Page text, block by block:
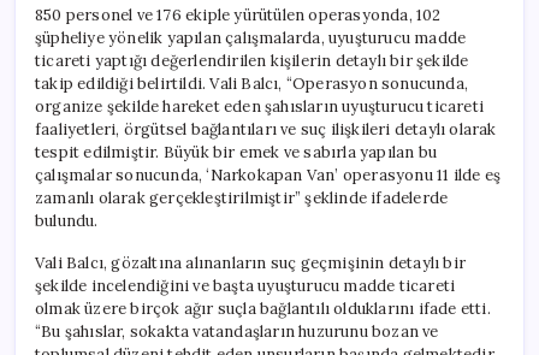
850 personel ve 176 ekiple yürütülen operasyonda, 102
şüpheliye yönelik yapılan çalışmalarda, uyuşturucu madde
ticareti yaptığı değerlendirilen kişilerin detaylı bir şekilde
takip edildiği belirtildi. Vali Balcı, “Operasyon sonucunda,
organize şekilde hareket eden şahısların uyuşturucu ticareti
faaliyetleri, örgütsel bağlantıları ve suç ilişkileri detaylı olarak
tespit edilmiştir. Büyük bir emek ve sabırla yapılan bu
çalışmalar sonucunda, ‘Narkokapan Van’ operasyonu 11 ilde eş
zamanlı olarak gerçekleştirilmiştir” şeklinde ifadelerde
bulundu.
Vali Balcı, gözaltına alınanların suç geçmişinin detaylı bir
şekilde incelendiğini ve başta uyuşturucu madde ticareti
olmak üzere birçok ağır suçla bağlantılı olduklarını ifade etti.
“Bu şahıslar, sokakta vatandaşların huzurunu bozan ve